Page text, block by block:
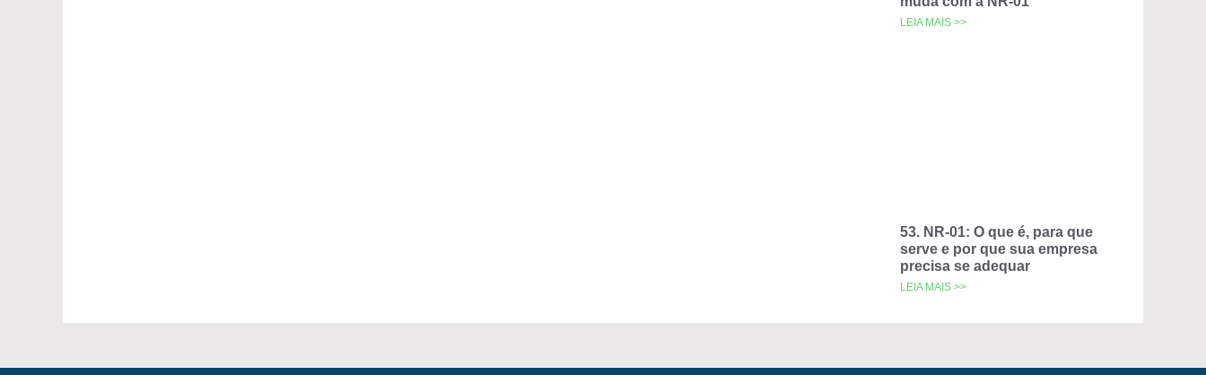
LEIA MAIS >>
53. NR-01: O que é, para que
serve e por que sua empresa
precisa se adequar
LEIA MAIS >>